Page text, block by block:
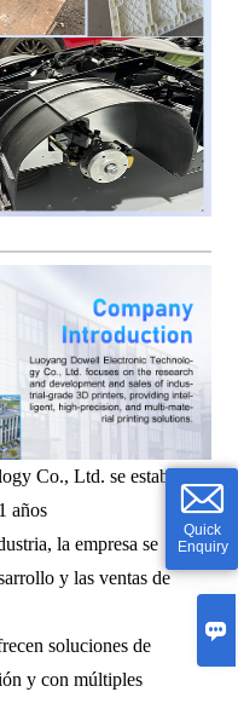

Quick
Enquiry
Co., Ltd. se estableció
años
la empresa se
y las ventas de
soluciones de
y con múltiples